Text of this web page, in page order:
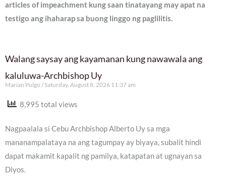
articles of impeachment kung saan tinatayang may apat na
testigo ang ihaharap sa buong linggo ng paglilitis.
Walang saysay ang kayamanan kung nawawala ang
kaluluwa-Archbishop Uy
Marian Pulgo Saturday, August 8, 2026 11:37 am
8,995 total views
Nagpaalala si Cebu Archbishop Alberto Uy sa mga
mananampalataya na ang tagumpay ay biyaya, subalit hindi
dapat makamit kapalit ng pamilya, katapatan at ugnayan sa
Diyos.